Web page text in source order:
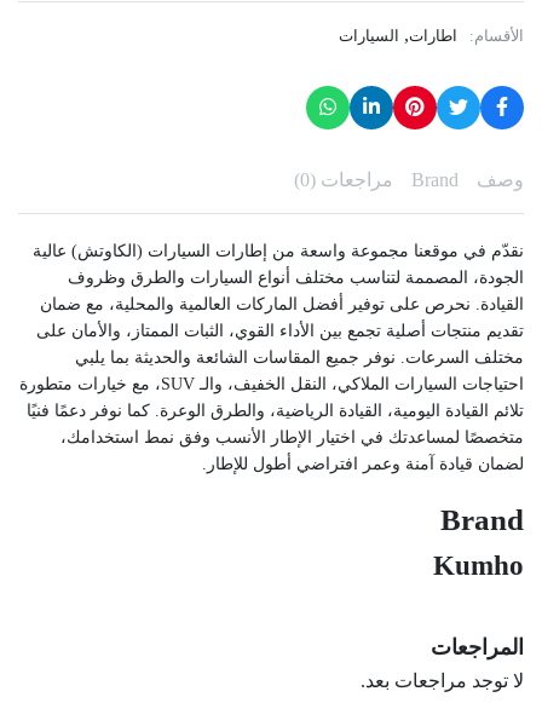
الأقسام: اطارات, السيارات
وصف Brand مراجعات (0)
نقدّم في موقعنا مجموعة واسعة من إطارات السيارات (الكاوتش) عالية
الجودة، المصممة لتناسب مختلف أنواع السيارات والطرق وظروف
القيادة. نحرص على توفير أفضل الماركات العالمية والمحلية، مع ضمان
تقديم منتجات أصلية تجمع بين الأداء القوي، الثبات الممتاز، والأمان على
مختلف السرعات. نوفر جميع المقاسات الشائعة والحديثة بما يلبي
احتياجات السيارات الملاكي، النقل الخفيف، والـ SUV، مع خيارات متطورة
تلائم القيادة اليومية، القيادة الرياضية، والطرق الوعرة. كما نوفر دعمًا فنيًا
متخصصًا لمساعدتك في اختيار الإطار الأنسب وفق نمط استخدامك،
لضمان قيادة آمنة وعمر افتراضي أطول للإطار.
Brand
Kumho
المراجعات
لا توجد مراجعات بعد.